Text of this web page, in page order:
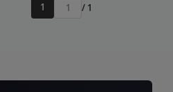
1
Přejít
/ 1